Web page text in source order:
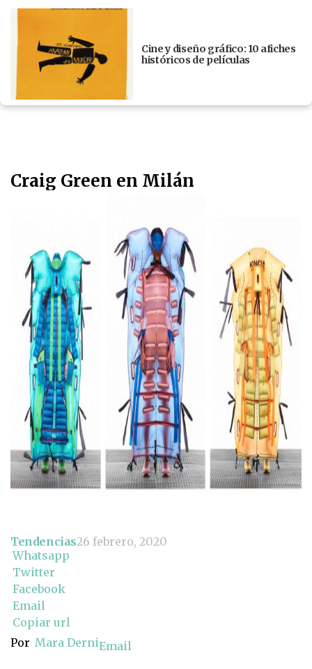
Cine y diseño gráfico: 10 afiches
históricos de películas
Craig Green en Milán
Tendencias26 febrero, 2020
Whatsapp
Twitter
Facebook
Email
Copiar url
Por Mara DerniEmail